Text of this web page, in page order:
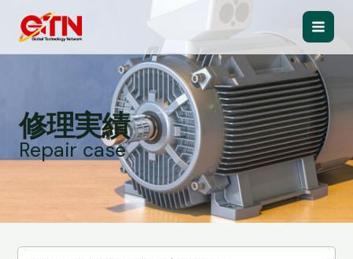
Main
修理実績
Repair case